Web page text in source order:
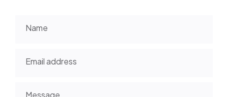
Name
Email address
Message